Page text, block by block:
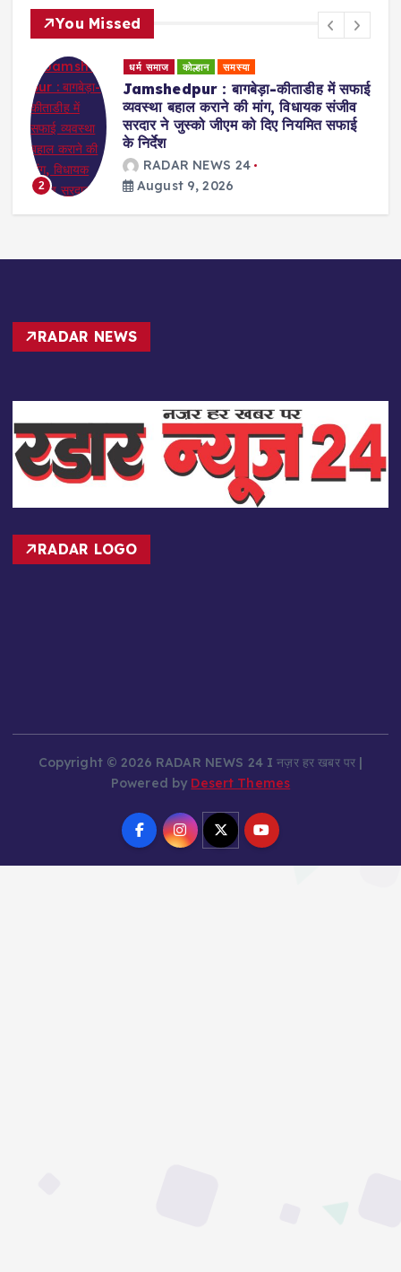
You Missed
3
Uncategorized
Jamshedpur : वीर स्वतंत्रता सेनानियों के
बलिदान को स्मरण करना हमारा राष्ट्रीय कर्तव्य
: अमरप्रीत सिंह काले
RADAR NEWS 24
August 9, 2026
RADAR NEWS
RADAR LOGO
Powered byDesert Themes